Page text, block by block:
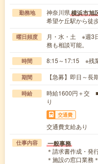
勤務地 神奈川県横浜市旭
希望ケ丘駅から徒
曜日頻度
月・水・土 ※週3
務も相談可能。
時間 8:15～17:15 ※残
期間 【急募】即日～
時給
時給1600円＋交 ■
り
交通費
交通費支給あり
仕事内容 一般事務
＊請求書作成・発
＊施設の窓口業務